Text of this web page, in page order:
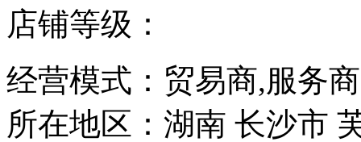
店铺等级：
经营模式：贸易商,服务商
所在地区：湖南 长沙市